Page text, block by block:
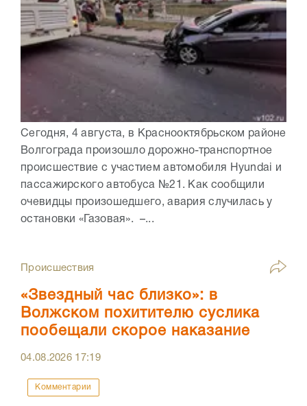
Сегодня, 4 августа, в Краснооктябрьском районе
Волгограда произошло дорожно-транспортное
происшествие с участием автомобиля Hyundai и
пассажирского автобуса №21. Как сообщили
очевидцы произошедшего, авария случилась у
остановки «Газовая». –...
Происшествия
«Звездный час близко»: в
Волжском похитителю суслика
пообещали скорое наказание
04.08.2026 17:19
Комментарии